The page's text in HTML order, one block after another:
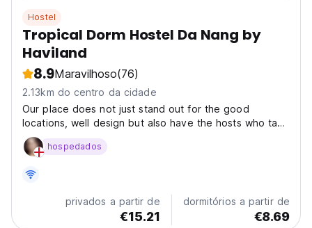
Hostel
Tropical Dorm Hostel Da Nang by
Haviland
8.9Maravilhoso(76)
2.13km do centro da cidade
Our place does not just stand out for the good
locations, well design but also have the hosts who take
care of your stay as well as your experiences by their
sincere hospitality Located right at the center of Da
hospedados
privados a partir de
€15.21
dormitórios a partir de
€8.69